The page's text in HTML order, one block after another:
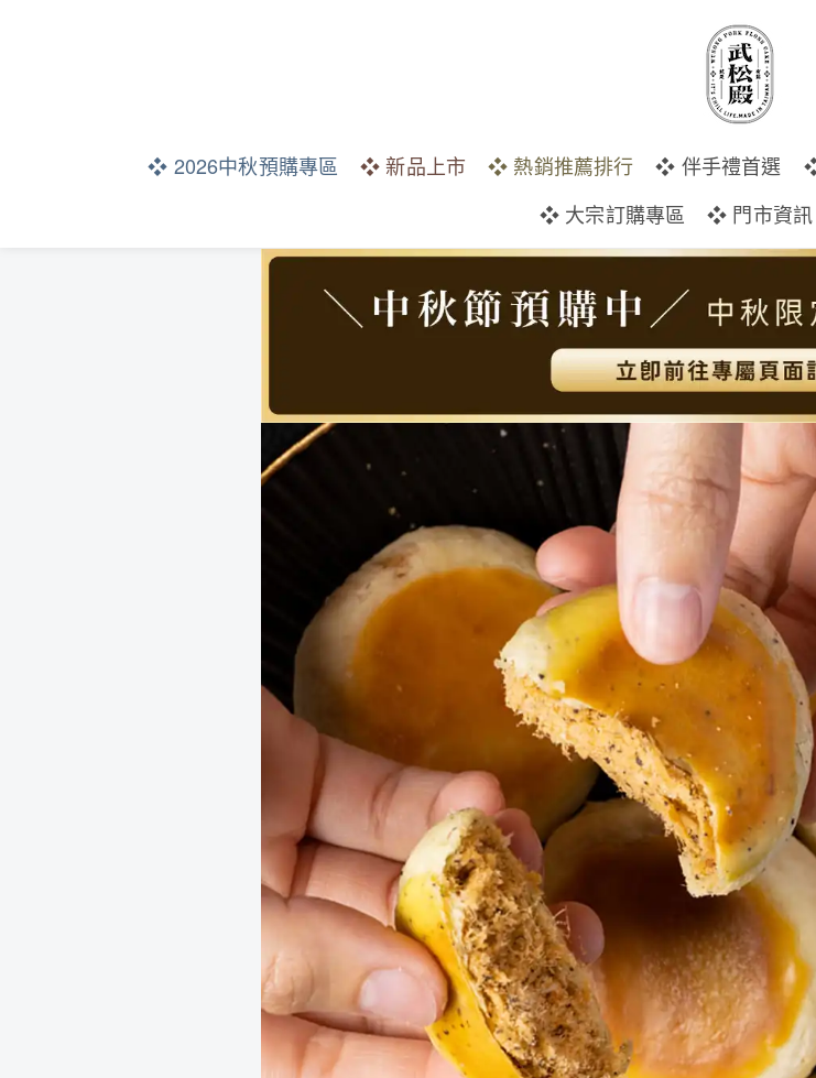
❖ 2026中秋預購專區 ❖ 新品上市 ❖ 熱銷推薦排行 ❖ 伴手禮首選
❖ 大宗訂購專區
❖ 門市資訊